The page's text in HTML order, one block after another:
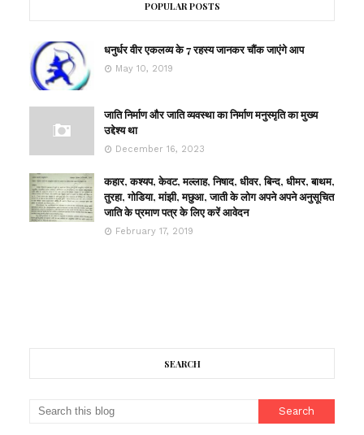
POPULAR POSTS
धनुर्धर वीर एकलव्य के 7 रहस्य जानकर चौंक जाएंगे आप
May 10, 2019
जाति निर्माण और जाति व्यवस्था का निर्माण मनुस्मृति का मुख्य
उद्देश्य था
December 16, 2023
कहार, कश्यप, केवट, मल्लाह, निषाद, धीवर, बिन्द, धीमर, बाथम,
तुरहा, गोडिया, मांझी, मछुआ, जाती के लोग अपने अपने अनुसूचित
जाति के प्रमाण पत्र के लिए करें आवेदन
February 17, 2019
SEARCH